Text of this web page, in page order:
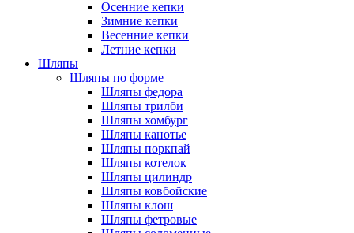
Осенние кепки
Зимние кепки
Весенние кепки
Летние кепки
Шляпы
Шляпы по форме
Шляпы федора
Шляпы трилби
Шляпы хомбург
Шляпы канотье
Шляпы поркпай
Шляпы котелок
Шляпы цилиндр
Шляпы ковбойские
Шляпы клош
Шляпы фетровые